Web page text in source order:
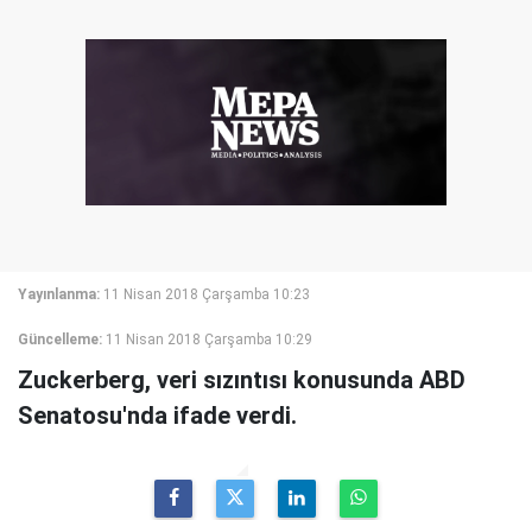
Yayınlanma: 11 Nisan 2018 Çarşamba 10:23
Güncelleme: 11 Nisan 2018 Çarşamba 10:29
Zuckerberg, veri sızıntısı konusunda ABD
Senatosu'nda ifade verdi.